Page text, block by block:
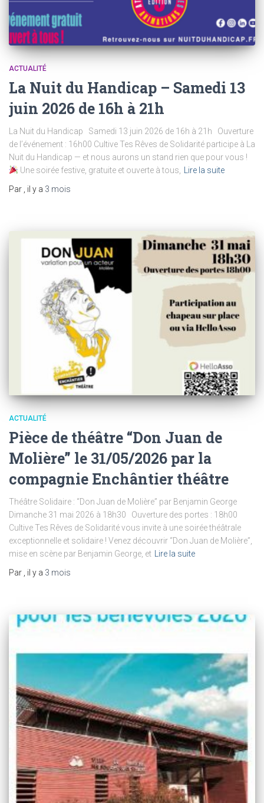
ACTUALITÉ
La Nuit du Handicap – Samedi 13
juin 2026 de 16h à 21h
La Nuit du Handicap Samedi 13 juin 2026 de 16h à 21h Ouverture
de l’événement : 16h00 Cultive Tes Rêves de Solidarité participe à La
Nuit du Handicap — et nous aurons un stand rien que pour vous !
Une soirée festive, gratuite et ouverte à tous,
Lire la suite
Par
, il y a 3 mois
ACTUALITÉ
Pièce de théâtre “Don Juan de
Molière” le 31/05/2026 par la
compagnie Enchântier théâtre
Théâtre Solidaire : “Don Juan de Molière” par Benjamin George
Dimanche 31 mai 2026 à 18h30 Ouverture des portes : 18h00
Cultive Tes Rêves de Solidarité vous invite à une soirée théâtrale
exceptionnelle et solidaire ! Venez découvrir “Don Juan de Molière”,
mise en scène par Benjamin George, et Lire la suite
Par , il y a 3 mois